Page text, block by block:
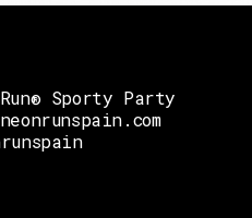
Run® Sporty Party